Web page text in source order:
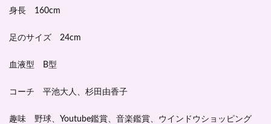
身長 160cm
足のサイズ 24cm
血液型 B型
コーチ 平池大人、杉田由香子
趣味 野球、Youtube鑑賞、音楽鑑賞、ウインドウショッピング